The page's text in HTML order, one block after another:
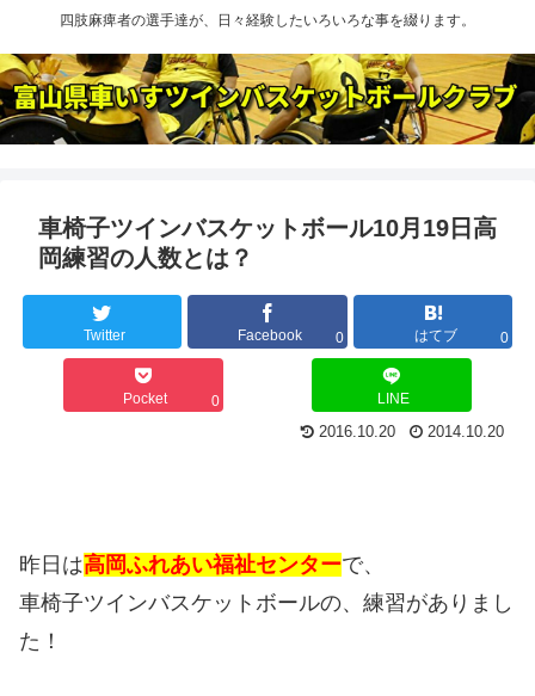
四肢麻痺者の選手達が、日々経験したいろいろな事を綴ります。
車椅子ツインバスケットボール10月19日高
岡練習の人数とは？
Twitter Facebook 0 はてブ 0
Pocket 0 LINE
2016.10.20 2014.10.20
昨日は高岡ふれあい福祉センターで、
車椅子ツインバスケットボールの、練習がありまし
た！